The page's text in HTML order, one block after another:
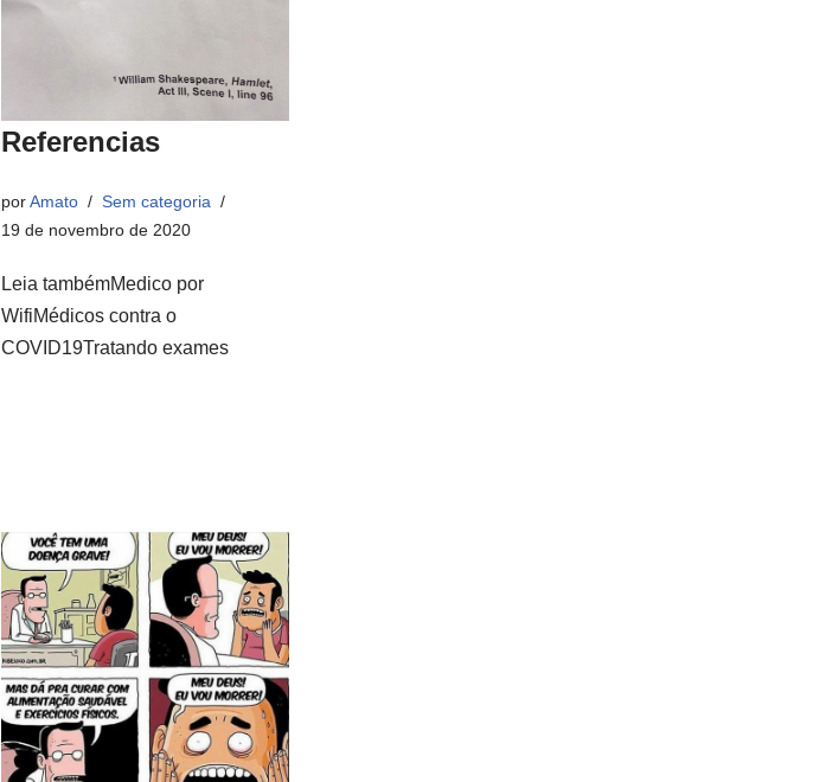
Referencias
porAmato
Sem categoria
19 de novembro de 2020
Leia tambémMedico por
WifiMédicos contra o
COVID19Tratando exames